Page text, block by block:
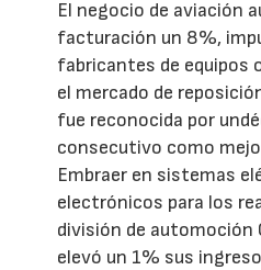
El negocio de aviación
facturación un 8%,
fabricantes de equipos
el mercado de
fue reconocida por
consecutivo como
Embraer en sistemas
electrónicos para los
división de automoción
elevó un 1% sus